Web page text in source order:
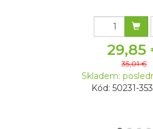
29,85
35,01 €
Skladem:
Kód: 50231-